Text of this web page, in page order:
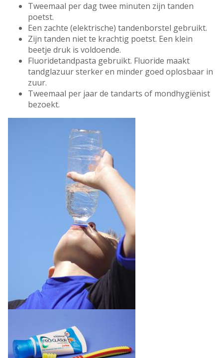
Tweemaal per dag twee minuten zijn tanden
poetst.
Een zachte (elektrische) tandenborstel gebruikt.
Zijn tanden niet te krachtig poetst. Een klein
beetje druk is voldoende.
Fluoridetandpasta gebruikt. Fluoride maakt
tandglazuur sterker en minder goed oplosbaar in
zuur.
Tweemaal per jaar de tandarts of mondhygiënist
bezoekt.